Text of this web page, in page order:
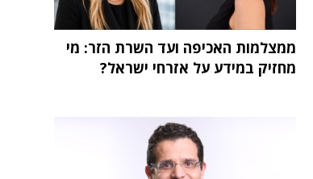
ממצלמות האכיפה ועד השרת הזר: מי
מחזיק במידע על אזרחי ישראל?